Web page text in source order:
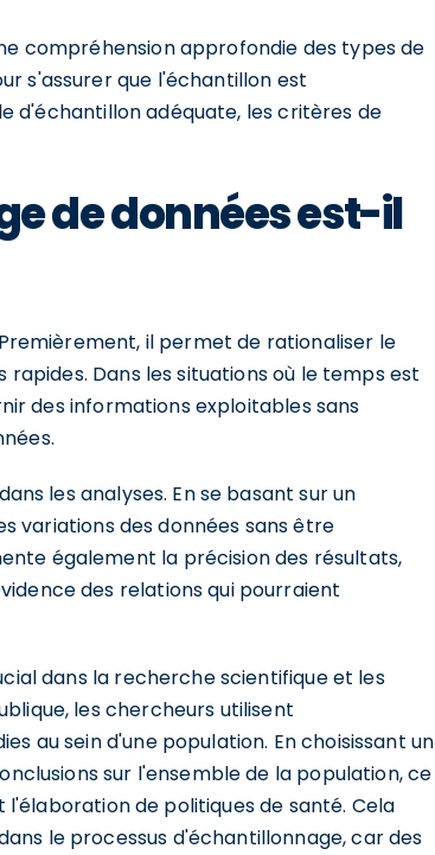
compréhension approfondie des types de
s'assurer que l'échantillon est
d'échantillon adéquate, les critères de
de données est-il
il permet de rationaliser le
Dans les situations où le temps est
des informations exploitables sans
les analyses. En se basant sur un
variations des données sans être
également la précision des résultats,
des relations qui pourraient
dans la recherche scientifique et les
les chercheurs utilisent
au sein d'une population. En choisissant un
sur l'ensemble de la population, ce
de politiques de santé. Cela
le processus d'échantillonnage, car des